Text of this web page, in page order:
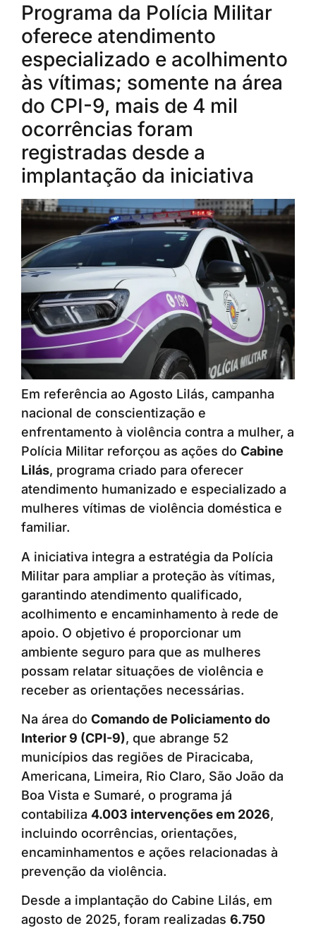
Programa da Polícia Militar
oferece atendimento
especializado e acolhimento
às vítimas; somente na área
do CPI-9, mais de 4 mil
ocorrências foram
registradas desde a
implantação da iniciativa
Em referência ao Agosto Lilás, campanha
nacional de conscientização e
enfrentamento à violência contra a mulher, a
Polícia Militar reforçou as ações do Cabine
Lilás, programa criado para oferecer
atendimento humanizado e especializado a
mulheres vítimas de violência doméstica e
familiar.
A iniciativa integra a estratégia da Polícia
Militar para ampliar a proteção às vítimas,
garantindo atendimento qualificado,
acolhimento e encaminhamento à rede de
apoio. O objetivo é proporcionar um
ambiente seguro para que as mulheres
possam relatar situações de violência e
receber as orientações necessárias.
Na área do Comando de Policiamento do
Interior 9 (CPI-9), que abrange 52
municípios das regiões de Piracicaba,
Americana, Limeira, Rio Claro, São João da
Boa Vista e Sumaré, o programa já
contabiliza 4.003 intervenções em 2026,
incluindo ocorrências, orientações,
encaminhamentos e ações relacionadas à
prevenção da violência.
Desde a implantação do Cabine Lilás, em
agosto de 2025, foram realizadas 6.750